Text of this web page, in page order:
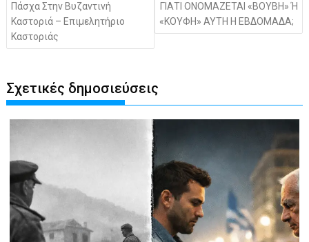
Πάσχα Στην Βυζαντινή
Καστοριά – Επιμελητήριο
Καστοριάς
ΓΙΑΤΙ ΟΝΟΜΑΖΕΤΑΙ «ΒΟΥΒΗ» Ή
«ΚΟΥΦΗ» ΑΥΤΗ Η ΕΒΔΟΜΑΔΑ;
Σχετικές δημοσιεύσεις